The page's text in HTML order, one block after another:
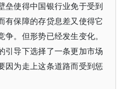
垒使得中国银行业免于受到
有保障的存贷息差又使得它
。但形势已经发生变化。
引导下选择了一条更加市场
因为走上这条道路而受到惩